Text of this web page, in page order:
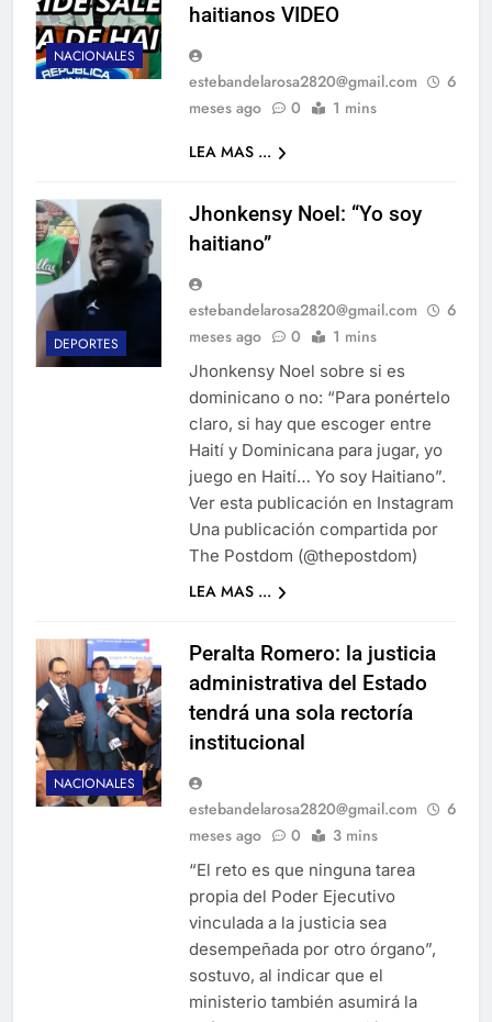
NACIONALES
haitianos VIDEO
estebandelarosa2820@gmail.com
6
meses ago
0
1 mins
LEA MAS ...
DEPORTES
Jhonkensy Noel: “Yo soy
haitiano”
estebandelarosa2820@gmail.com
6
meses ago
0 1 mins
Jhonkensy Noel sobre si es
dominicano o no: “Para ponértelo
claro, si hay que escoger entre
Haití y Dominicana para jugar, yo
juego en Haití… Yo soy Haitiano”.
Ver esta publicación en Instagram
Una publicación compartida por
The Postdom (@thepostdom)
LEA MAS ...
NACIONALES
Peralta Romero: la justicia
administrativa del Estado
tendrá una sola rectoría
institucional
estebandelarosa2820@gmail.com
6
meses ago
0 3 mins
“El reto es que ninguna tarea
propia del Poder Ejecutivo
vinculada a la justicia sea
desempeñada por otro órgano”,
sostuvo, al indicar que el
ministerio también asumirá la